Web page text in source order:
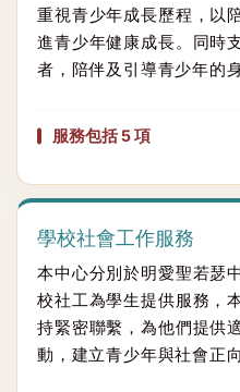
重視青少年成長歷程，以
進青少年健康成長。同時
者，陪伴及引導青少年的
服務包括 5 項
學校社會工作服務
本中心分別於明愛聖若瑟
校社工為學生提供服務，
持緊密聯繫，為他們提供
動，建立青少年與社會正